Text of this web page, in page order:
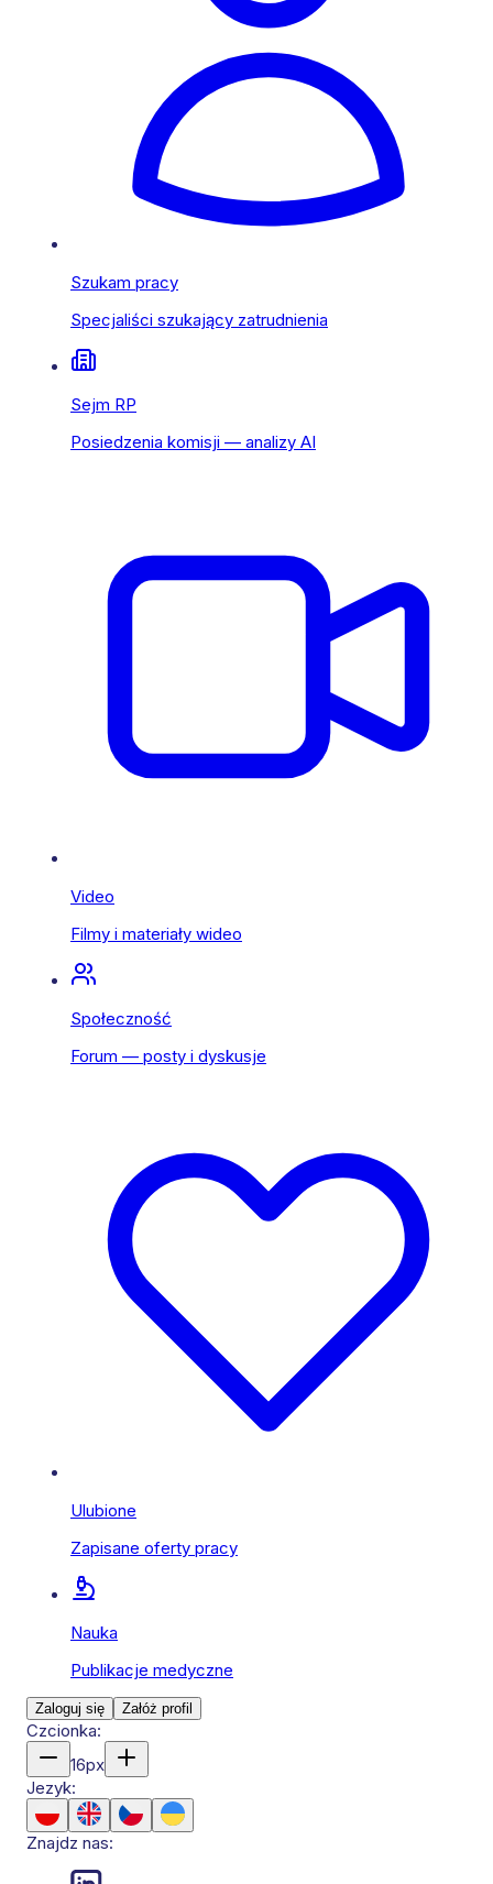
Szukam pracy
Specjaliści szukający zatrudnienia
Sejm RP
Posiedzenia komisji — analizy AI
Video
Filmy i materiały wideo
Społeczność
Forum — posty i dyskusje
Ulubione
Zapisane oferty pracy
Nauka
Publikacje medyczne
Zaloguj się Załóż profil
Czcionka:
16px
Jezyk:
Znajdz nas: